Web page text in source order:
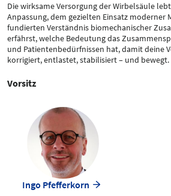
Die wirksame Versorgung der Wirbelsäule
Anpassung, dem gezielten Einsatz moderner
fundierten Verständnis biomechanischer
erfährst, welche Bedeutung das
und Patientenbedürfnissen hat, damit deine
korrigiert, entlastet, stabilisiert – und bewegt.
Vorsitz
Ingo Pfefferkorn